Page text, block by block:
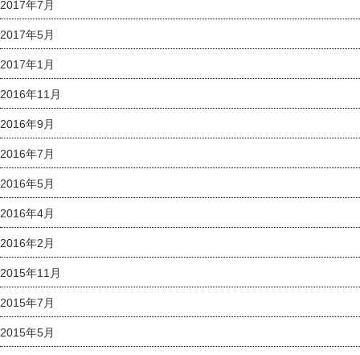
2017年7月
2017年5月
2017年1月
2016年11月
2016年9月
2016年7月
2016年5月
2016年4月
2016年2月
2015年11月
2015年7月
2015年5月